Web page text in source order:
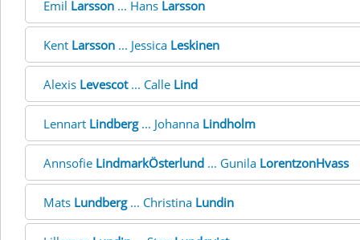
Emil Larsson ... Hans Larsson
Kent Larsson ... Jessica Leskinen
Alexis Levescot... Calle Lind
Lennart Lindberg... Johanna Lindholm
Annsofie LindmarkÖsterlund ... Gunila LorentzonHvass
Mats Lundberg... Christina Lundin